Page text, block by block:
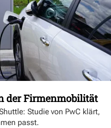
der Firmenmobilität
Studie von PwC klärt,
passt.